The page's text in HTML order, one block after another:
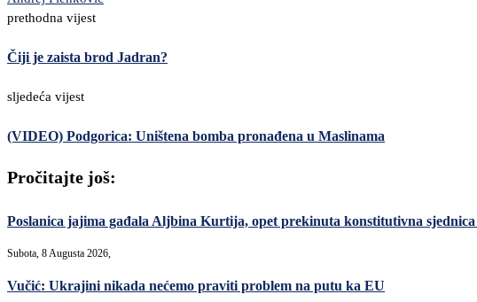
prethodna vijest
Čiji je zaista brod Jadran?
sljedeća vijest
(VIDEO) Podgorica: Uništena bomba pronađena u Maslinama
Pročitajte još:
Poslanica jajima gađala Aljbina Kurtija, opet prekinuta konstitutivna
Subota, 8 Augusta 2026,
Vučić: Ukrajini nikada nećemo praviti problem na putu ka EU